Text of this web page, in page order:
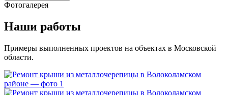
Фотогалерея
Наши работы
Примеры выполненных проектов на объектах в Московской
области.